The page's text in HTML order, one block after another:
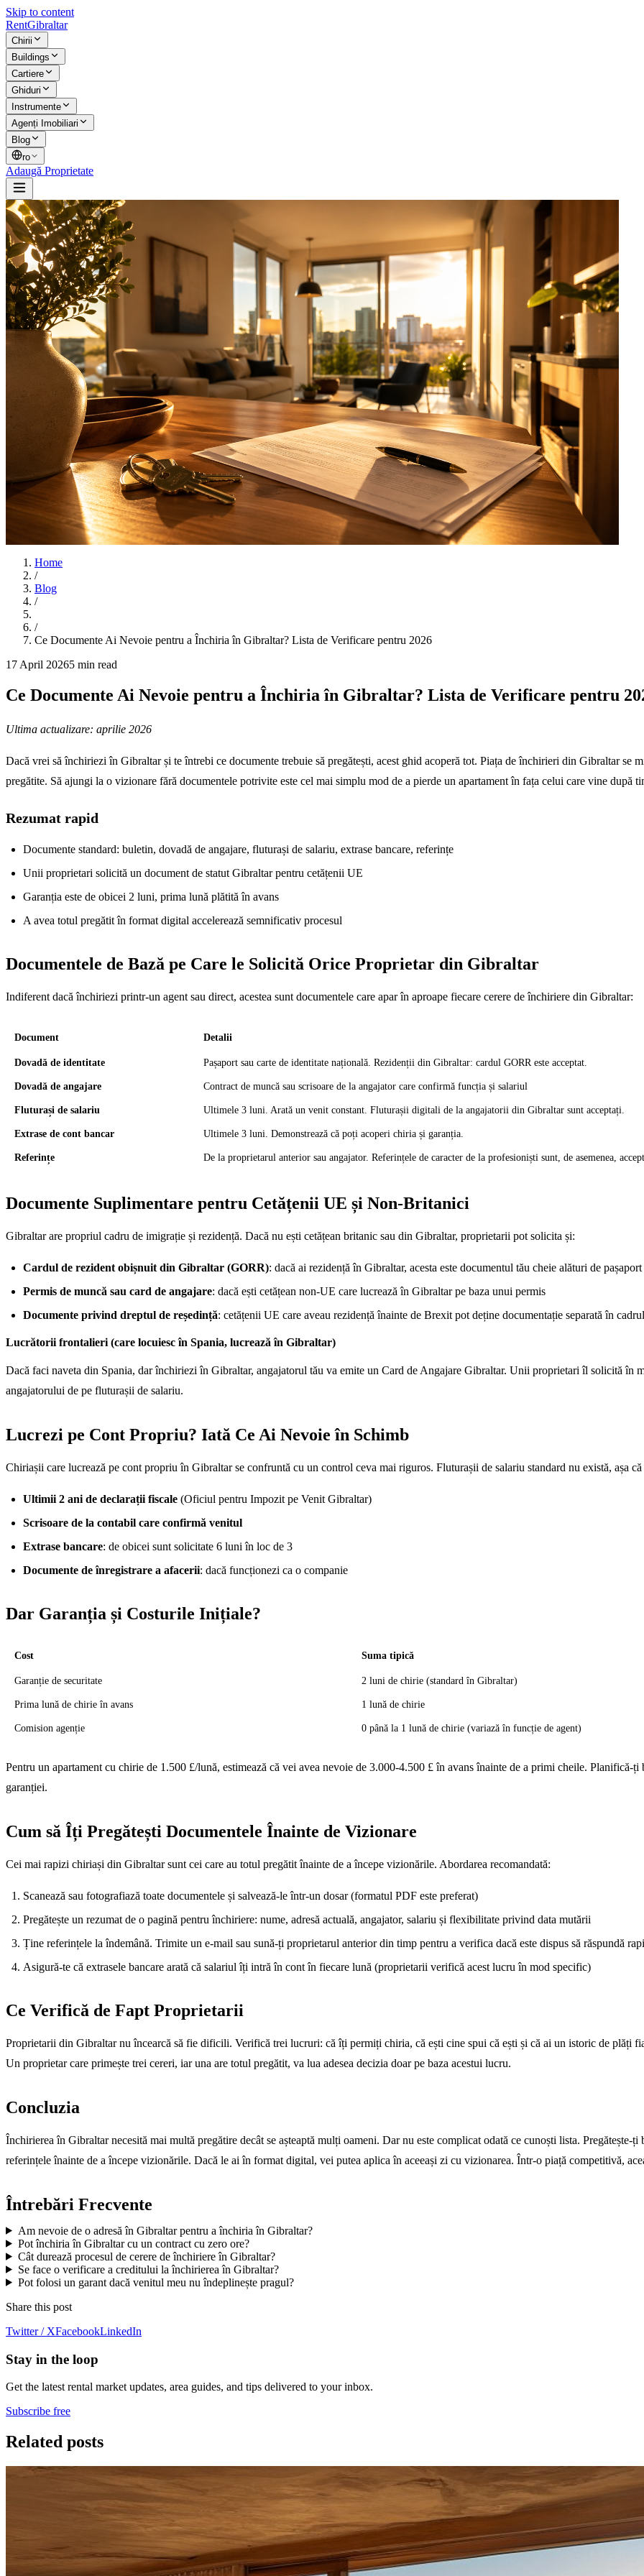
Skip to content
RentGibraltar
Chirii
Buildings
Cartiere
Ghiduri
Instrumente
Agenți Imobiliari
Blog
ro
Adaugă Proprietate
Home
/
Blog
/
/
Ce Documente Ai Nevoie pentru a Închiria în Gibraltar? Lista de Verificare pentru 2026
17 April 20265 min read
Ce Documente Ai Nevoie pentru a Închiria în Gibraltar? Lista de Verificare pentru
Ultima actualizare: aprilie 2026
Dacă vrei să închiriezi în Gibraltar și te întrebi ce documente trebuie să pregătești, acest ghid acoperă tot. Piața de închirieri din Gibraltar se
pregătite. Să ajungi la o vizionare fără documentele potrivite este cel mai simplu mod de a pierde un apartament în fața celui care vine după
Rezumat rapid
Documente standard: buletin, dovadă de angajare, fluturași de salariu, extrase bancare, referințe
Unii proprietari solicită un document de statut Gibraltar pentru cetățenii UE
Garanția este de obicei 2 luni, prima lună plătită în avans
A avea totul pregătit în format digital accelerează semnificativ procesul
Documentele de Bază pe Care le Solicită Orice Proprietar din Gibraltar
Indiferent dacă închiriezi printr-un agent sau direct, acestea sunt documentele care apar în aproape fiecare cerere de închiriere din Gibraltar:
Document Detalii
Dovadă de identitate Pașaport sau carte de identitate națională. Rezidenții din Gibraltar: cardul GORR este acceptat.
Dovadă de angajare Contract de muncă sau scrisoare de la angajator care confirmă funcția și salariul
Fluturași de salariu Ultimele 3 luni. Arată un venit constant. Fluturașii digitali de la angajatorii din Gibraltar sunt acceptați.
Extrase de cont bancar Ultimele 3 luni. Demonstrează că poți acoperi chiria și garanția.
Referințe De la proprietarul anterior sau angajator. Referințele de caracter de la profesioniști sunt, de asemenea,
Documente Suplimentare pentru Cetățenii UE și Non-Britanici
Gibraltar are propriul cadru de imigrație și rezidență. Dacă nu ești cetățean britanic sau din Gibraltar, proprietarii pot solicita și:
Cardul de rezident obișnuit din Gibraltar (GORR): dacă ai rezidență în Gibraltar, acesta este documentul tău cheie alături de pașaport
Permis de muncă sau card de angajare: dacă ești cetățean non-UE care lucrează în Gibraltar pe baza unui permis
Documente privind dreptul de reședință: cetățenii UE care aveau rezidență înainte de Brexit pot deține documentație separată în
Lucrătorii frontalieri (care locuiesc în Spania, lucrează în Gibraltar)
Dacă faci naveta din Spania, dar închiriezi în Gibraltar, angajatorul tău va emite un Card de Angajare Gibraltar. Unii proprietari îl solicită în
angajatorului de pe fluturașii de salariu.
Lucrezi pe Cont Propriu? Iată Ce Ai Nevoie în Schimb
Chiriașii care lucrează pe cont propriu în Gibraltar se confruntă cu un control ceva mai riguros. Fluturașii de salariu standard nu există, așa
Ultimii 2 ani de declarații fiscale (Oficiul pentru Impozit pe Venit Gibraltar)
Scrisoare de la contabil care confirmă venitul
Extrase bancare: de obicei sunt solicitate 6 luni în loc de 3
Documente de înregistrare a afacerii: dacă funcționezi ca o companie
Dar Garanția și Costurile Inițiale?
Cost Suma tipică
Garanție de securitate 2 luni de chirie (standard în Gibraltar)
Prima lună de chirie în avans 1 lună de chirie
Comision agenție 0 până la 1 lună de chirie (variază în funcție de agent)
Pentru un apartament cu chirie de 1.500 £/lună, estimează că vei avea nevoie de 3.000-4.500 £ în avans înainte de a primi cheile.
garanției.
Cum să Îți Pregătești Documentele Înainte de Vizionare
Cei mai rapizi chiriași din Gibraltar sunt cei care au totul pregătit înainte de a începe vizionările. Abordarea recomandată:
Scanează sau fotografiază toate documentele și salvează-le într-un dosar (formatul PDF este preferat)
Pregătește un rezumat de o pagină pentru închiriere: nume, adresă actuală, angajator, salariu și flexibilitate privind data mutării
Ține referințele la îndemână. Trimite un e-mail sau sună-ți proprietarul anterior din timp pentru a verifica dacă este dispus să răspundă
Asigură-te că extrasele bancare arată că salariul îți intră în cont în fiecare lună (proprietarii verifică acest lucru în mod specific)
Ce Verifică de Fapt Proprietarii
Proprietarii din Gibraltar nu încearcă să fie dificili. Verifică trei lucruri: că îți permiți chiria, că ești cine spui că ești și că ai un istoric de plăți
Un proprietar care primește trei cereri, iar una are totul pregătit, va lua adesea decizia doar pe baza acestui lucru.
Concluzia
Închirierea în Gibraltar necesită mai multă pregătire decât se așteaptă mulți oameni. Dar nu este complicat odată ce cunoști lista. Pregătește-
referințele înainte de a începe vizionările. Dacă le ai în format digital, vei putea aplica în aceeași zi cu vizionarea. Într-o piață competitivă,
Întrebări Frecvente
Am nevoie de o adresă în Gibraltar pentru a închiria în Gibraltar?
Pot închiria în Gibraltar cu un contract cu zero ore?
Cât durează procesul de cerere de închiriere în Gibraltar?
Se face o verificare a creditului la închirierea în Gibraltar?
Pot folosi un garant dacă venitul meu nu îndeplinește pragul?
Share this post
Twitter / XFacebookLinkedIn
Stay in the loop
Get the latest rental market updates, area guides, and tips delivered to your inbox.
Subscribe free
Related posts